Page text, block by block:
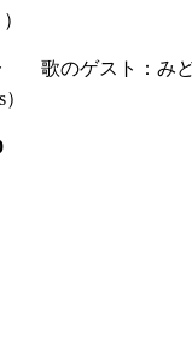
歌のゲスト：み